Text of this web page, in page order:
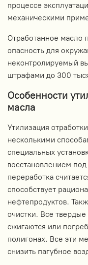
процессе
механическими
Отработанное масло
опасность для
неконтролируемый
штрафами до 300
Особенности
масла
Утилизация
несколькими
специальных
восстановлением
переработка
способствует
нефтепродуктов.
очистки. Все
сжигаются или
полигонах. Все эти
снизить пагубное